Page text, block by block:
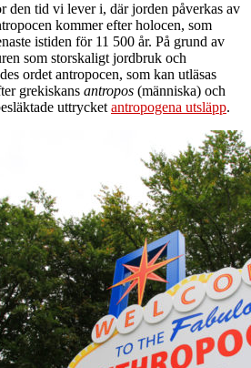
den tid vi lever i, där jorden påverkas av
kommer efter holocen, som
istiden för 11 500 år. På grund av
som storskaligt jordbruk och
ordet antropocen, som kan utläsas
grekiskans antropos (människa) och
uttrycket antropogena utsläpp.